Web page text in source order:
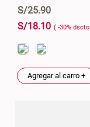
S/25.90
S/18.10 ( -30% dscto
Agregar al carro +